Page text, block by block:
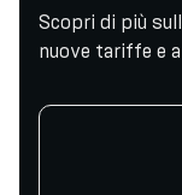
Scopri di più
nuove tariffe e